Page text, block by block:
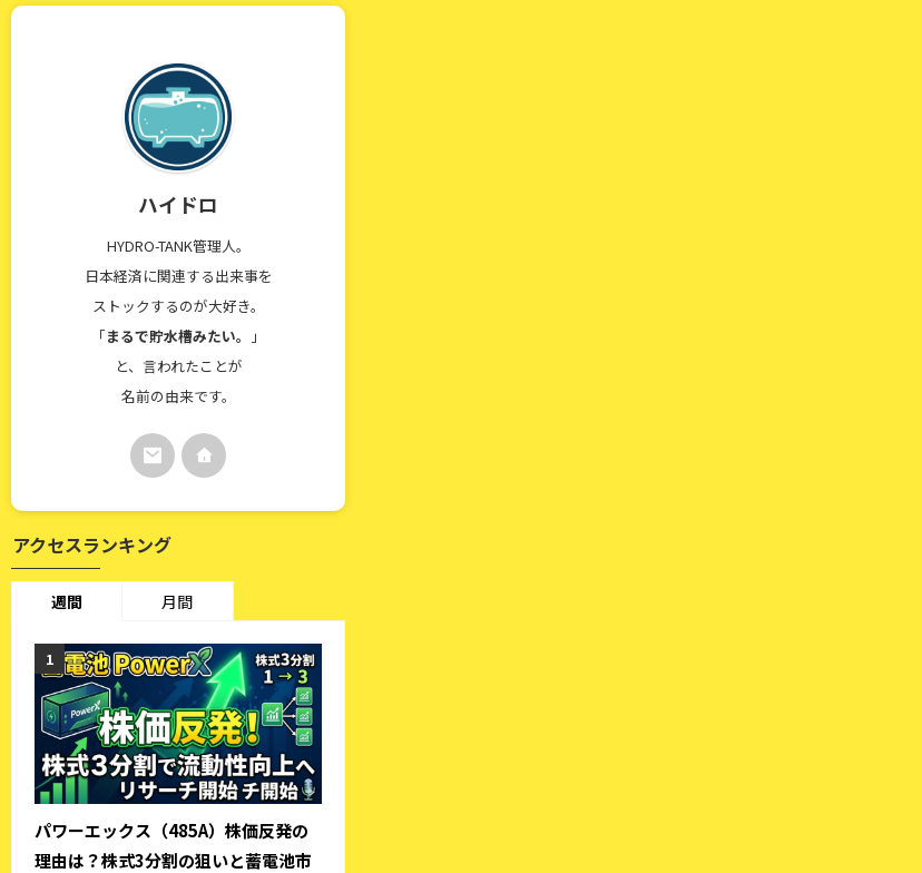
ハイドロ
HYDRO-TANK管理人。
日本経済に関連する出来事を
ストックするのが大好き。
「まるで貯水槽みたい。
」
と、言われたことが
名前の由来です。
アクセスランキング
週間 月間
パワーエックス（485A）株価反発の
理由は？株式3分割の狙いと蓄電池市